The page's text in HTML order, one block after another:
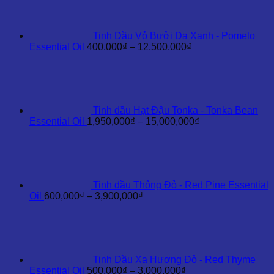
Tinh Dầu Vỏ Bưởi Da Xanh - Pomelo
Essential Oil 400,000₫ – 12,500,000₫
Tinh dầu Hạt Đậu Tonka - Tonka Bean
Essential Oil 1,950,000₫ – 15,000,000₫
Tinh dầu Thông Đỏ - Red Pine Essential
Oil 600,000₫ – 3,900,000₫
Tinh Dầu Xạ Hương Đỏ - Red Thyme
Essential Oil 500,000₫ – 3,000,000₫